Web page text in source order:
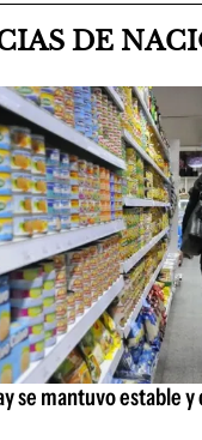
DE
se mantuvo estable y